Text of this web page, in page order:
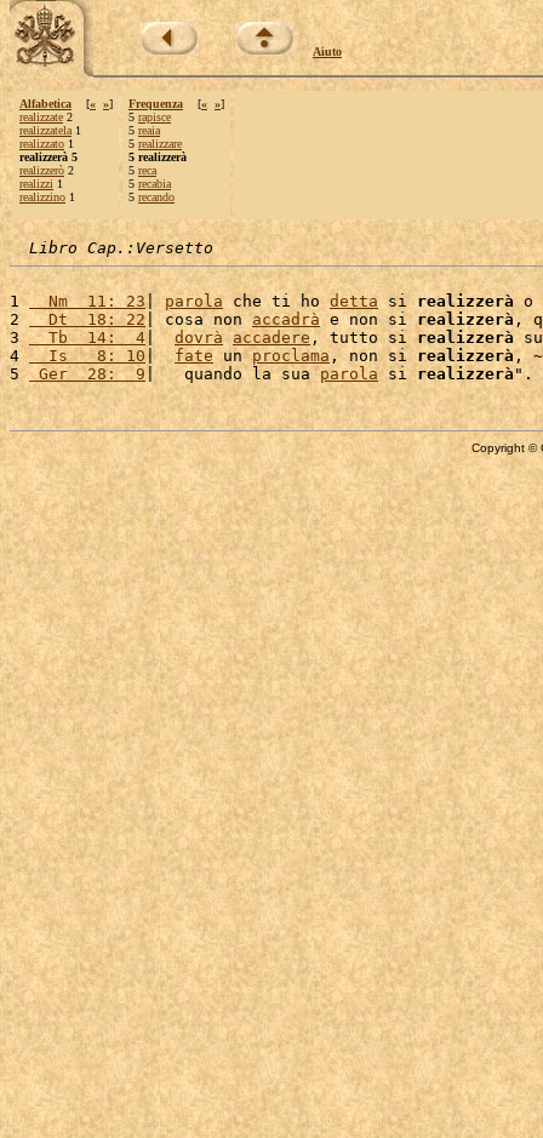
Aiuto
Alfabetica [« »]
realizzate 2
realizzatela 1
realizzato 1
realizzerà 5
realizzerò 2
realizzi 1
realizzino 1
Frequenza [« »]
5 rapisce
5 reaia
5 realizzare
5 realizzerà
5 reca
5 recabia
5 recando
Libro Cap.:Versetto
1
  Nm  11: 23
| parola che ti ho detta si realizzerà o
2
  Dt  18: 22
| cosa non accadrà e non si realizzerà,
3
  Tb  14:  4
| dovrà accadere , tutto si realizzerà
4
  Is   8: 10
| fate un proclama, non si realizzerà ,
5 Ger  28:  9 |   quando la sua parola si realizzerà
Copyright ©